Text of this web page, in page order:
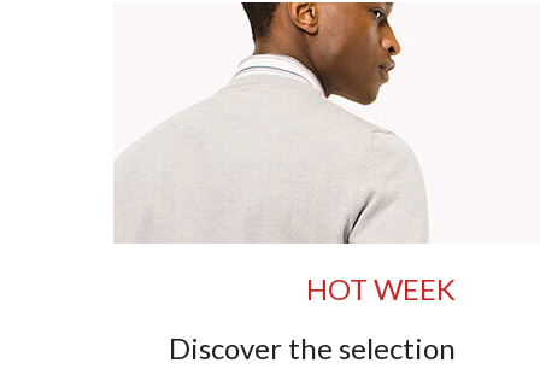
HOT WEEK
Discover the selection